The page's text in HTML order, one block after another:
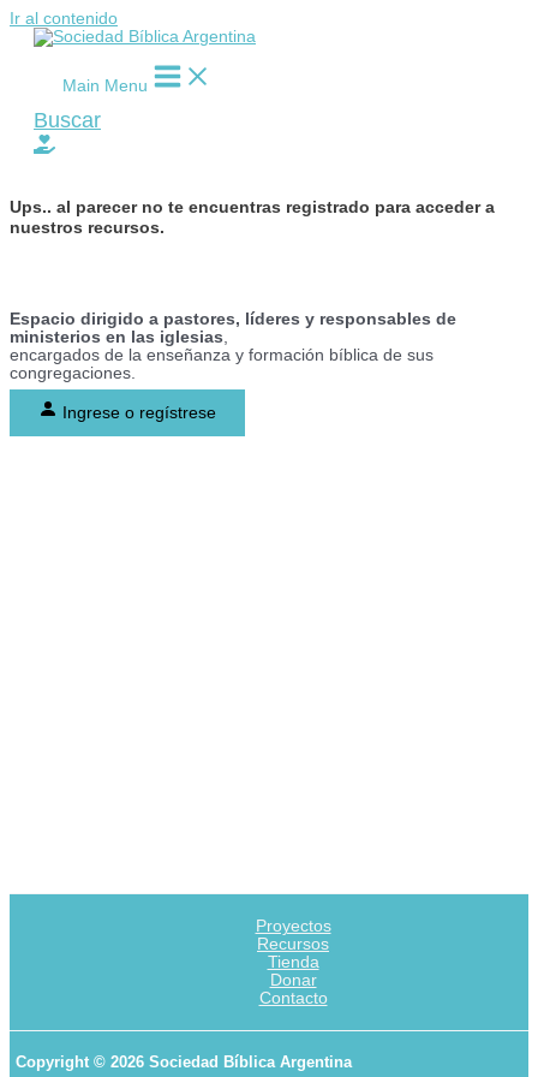
Ir al contenido
Main Menu
Buscar
Ups.. al parecer no te encuentras registrado para acceder a
nuestros recursos.
Espacio dirigido a pastores, líderes y responsables de
ministerios en las iglesias,
encargados de la enseñanza y formación bíblica de sus
congregaciones.
Ingrese o regístrese
Proyectos
Recursos
Tienda
Donar
Contacto
Copyright © 2026 Sociedad Bíblica Argentina